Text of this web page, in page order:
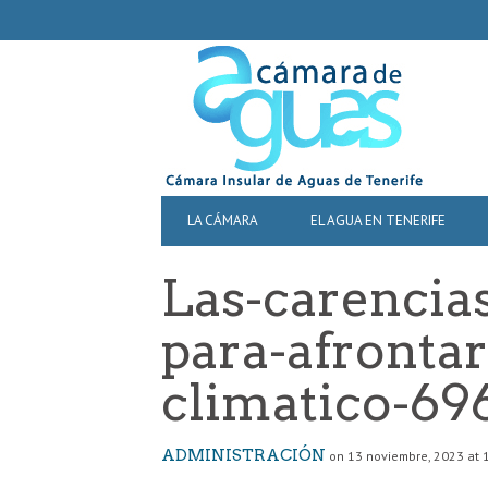
NAVIGATION
PRIMARY
NAVIGATION
LA CÁMARA EL AGUA EN TENERIFE
Las-
para-
climatico-
ADMINISTRACIÓN on 13 noviembre, 2023 at